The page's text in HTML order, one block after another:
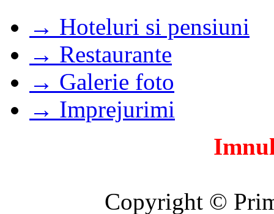
→ Hoteluri si pensiuni
→ Restaurante
→ Galerie foto
→ Imprejurimi
Copyright ©